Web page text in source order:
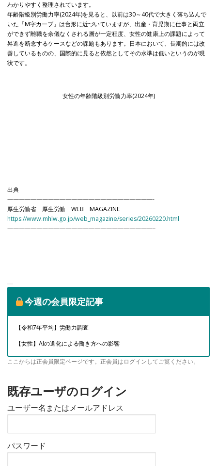
わかりやすく整理されています。
年齢階級別労働力率(2024年)を見ると、以前は30～40代で大きく落ち込んで
いた「M字カーブ」は台形に近づいていますが、出産・育児期に仕事と両立
ができず離職を余儀なくされる層が一定程度、女性の健康上の課題によって
昇進を断念するケースなどの課題もあります。日本において、長期的には改
善しているものの、国際的に見ると依然としてその水準は低いというのが現
状です。
女性の年齢階級別労働力率(2024年)
出典
—————————————————————————-
厚生労働省 厚生労働 WEB MAGAZINE
https://www.mhlw.go.jp/web_magazine/series/20260220.html
—————————————————————————–
今週の会員限定記事
【令和7年平均】労働力調査
【女性】AIの進化による働き方への影響
ここからは正会員限定ページです。正会員はログインしてご覧ください。
既存ユーザのログイン
ユーザー名またはメールアドレス
パスワード